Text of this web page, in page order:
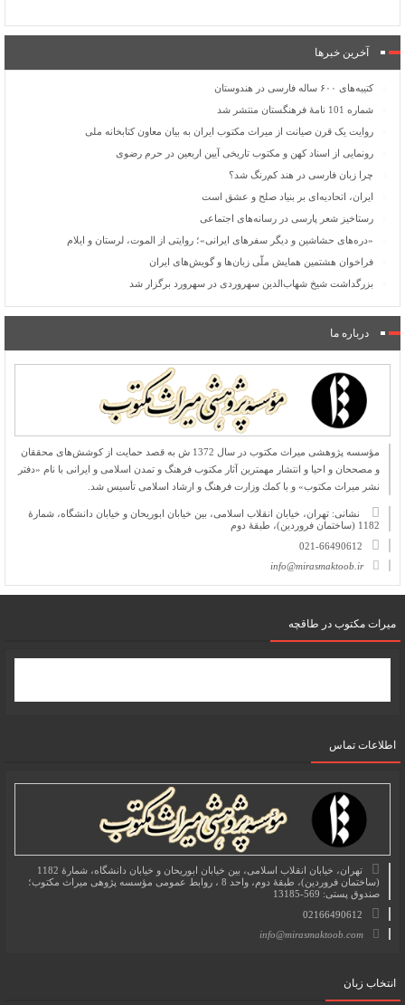
آخرین خبرها
کتیبه‌های ۶۰۰ ساله فارسی در هندوستان
شماره 101 نامۀ فرهنگستان منتشر شد
روایت یک قرن صیانت از میراث مکتوب ایران به بیان معاون کتابخانه ملی
رونمایی از اسناد کهن و مکتوب تاریخی آیین اربعین در حرم رضوی
چرا زبان فارسی در هند کم‌رنگ شد؟
ایران، اتحادیه‌ای بر بنیاد صلح و عشق است
رستاخیز شعر پارسی در رسانه‌های اجتماعی
«دره‌های حشاشین و دیگر سفرهای ایرانی»؛ روایتی از الموت، لرستان و ایلام
فراخوان هشتمین همایش ملّی زبان‌ها و گویش‌های ایران
بزرگداشت شیخ شهاب‌الدین سهروردی در سهرورد برگزار شد
درباره ما
مؤسسه پژوهشی میراث مكتوب در سال 1372 ش به قصد حمایت از كوشش‌های محققان
و مصححان و احیا و انتشار مهمترین آثار مكتوب فرهنگ و تمدن اسلامی و ایرانی با نام «دفتر
نشر میراث مكتوب» و با كمك وزارت فرهنگ و ارشاد اسلامی تأسیس شد.
نشانی: تهران، خیابان انقلاب اسلامی، بین خیابان ابوریحان و خیابان دانشگاه، شمارۀ
1182 (ساختمان فروردین)، طبقۀ دوم
021-66490612
info@mirasmaktoob.ir
میرات مکتوب در طاقچه
اطلاعات تماس
تهران، خیابان انقلاب اسلامی، بین خیابان ابوریحان و خیابان دانشگاه، شمارۀ 1182
(ساختمان فروردین)، طبقۀ دوم، واحد 8 ، روابط عمومی مؤسسه پژوهی میراث مکتوب؛
صندوق پستی: 569-13185
02166490612
info@mirasmaktoob.com
انتخاب زبان